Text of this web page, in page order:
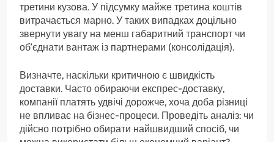
третини кузова. У підсумку майже третина коштів
витрачається марно. У таких випадках доцільно
звернути увагу на менш габаритний транспорт чи
об’єднати вантаж із партнерами (консолідація).
Визначте, наскільки критичною є швидкість
доставки. Часто обираючи експрес-доставку,
компанії платять удвічі дорожче, хоча доба різниці
не впливає на бізнес-процеси. Проведіть аналіз: чи
дійсно потрібно обирати найшвидший спосіб, чи